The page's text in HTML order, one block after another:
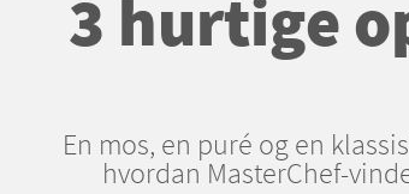
3 hurtige
En mos, en puré og en
hvordan MasterChef-